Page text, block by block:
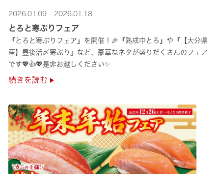
2026.01.09 - 2026.01.18
とろと寒ぶりフェア
『とろと寒ぶりフェア』を開催！🎉『熟成中とろ』や『【大分県
産】豊後活〆寒ぶり』など、豪華なネタが盛りだくさんのフェア
です💖👍💖是非お越しください✨
続きを読む